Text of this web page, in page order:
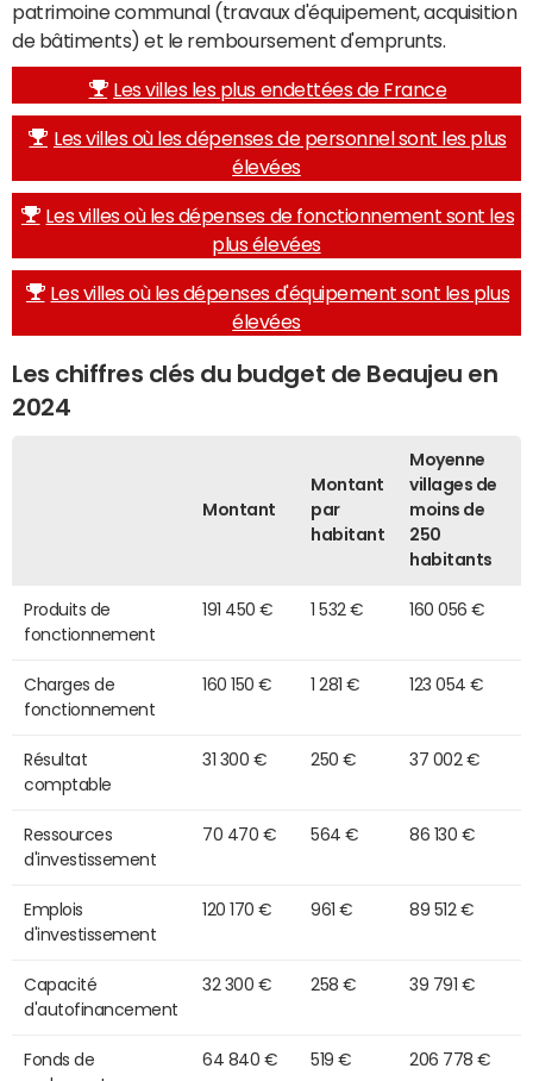
patrimoine communal (travaux d'équipement, acquisition
de bâtiments) et le remboursement d'emprunts.
Les villes les plus endettées de France
Les villes où les dépenses de personnel sont les plus
élevées
Les villes où les dépenses de fonctionnement sont les
plus élevées
Les villes où les dépenses d'équipement sont les plus
élevées
Les chiffres clés du budget de Beaujeu en
2024
Montant
Montant
par
habitant
Moyenne
villages de
moins de
250
habitants
Produits de
fonctionnement
191 450 € 1 532 € 160 056 €
Charges de
fonctionnement
160 150 € 1 281 € 123 054 €
Résultat
comptable
31 300 € 250 € 37 002 €
Ressources
d'investissement
70 470 € 564 € 86 130 €
Emplois
d'investissement
120 170 € 961 € 89 512 €
Capacité
d'autofinancement
32 300 € 258 € 39 791 €
Fonds de
64 840 € 519 € 206 778 €